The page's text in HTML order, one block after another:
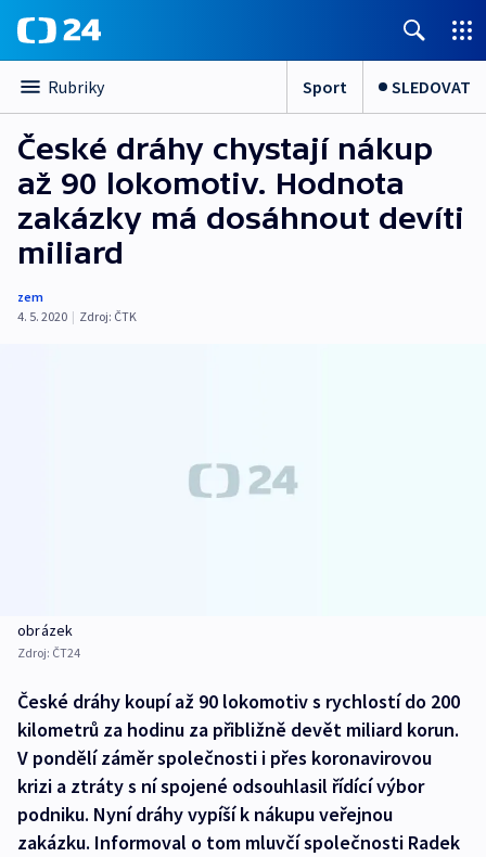
Rubriky Sport SLEDOVAT
České dráhy chystají nákup
až 90 lokomotiv. Hodnota
zakázky má dosáhnout devíti
miliard
zem
4. 5. 2020 | Zdroj: ČTK
obrázek
Zdroj: ČT24
České dráhy koupí až 90 lokomotiv s rychlostí do 200
kilometrů za hodinu za přibližně devět miliard korun.
V pondělí záměr společnosti i přes koronavirovou
krizi a ztráty s ní spojené odsouhlasil řídící výbor
podniku. Nyní dráhy vypíší k nákupu veřejnou
zakázku. Informoval o tom mluvčí společnosti Radek